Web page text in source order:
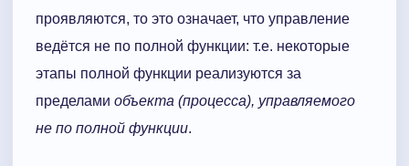
проявляются, то это означает, что управление
ведётся не по полной функции: т.е. некоторые
этапы полной функции реализуются за
пределами объекта (процесса), управляемого
не по полной функции.